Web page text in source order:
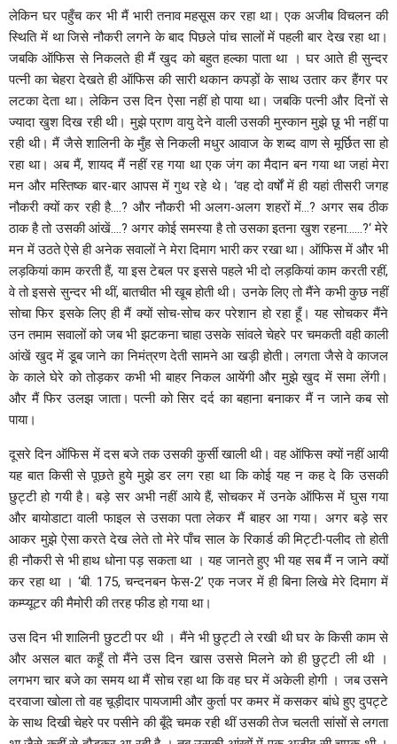
लेकिन घर पहुँच कर भी मैं भारी तनाव महसूस कर रहा था। एक अजीब विचलन की
स्थिति में था जिसे नौकरी लगने के बाद पिछले पांच सालों में पहली बार देख रहा था।
जबकि ऑफिस से निकलते ही मैं खुद को बहुत हल्का पाता था । घर आते ही सुन्दर
पत्नी का चेहरा देखते ही ऑफिस की सारी थकान कपड़ों के साथ उतार कर हैंगर पर
लटका देता था। लेकिन उस दिन ऐसा नहीं हो पाया था। जबकि पत्नी और दिनों से
ज्यादा खुश दिख रही थी। मुझे प्राण वायु देने वाली उसकी मुस्कान मुझे छू भी नहीं पा
रही थी। मैं जैसे शालिनी के मुँह से निकली मधुर आवाज के शब्द वाण से मूर्छित सा हो
रहा था। अब मैं, शायद मैं नहीं रह गया था एक जंग का मैदान बन गया था जहां मेरा
मन और मस्तिष्क बार-बार आपस में गुथ रहे थे। ‘वह दो वर्षों में ही यहां तीसरी जगह
नौकरी क्यों कर रही है….? और नौकरी भी अलग-अलग शहरों में…? अगर सब ठीक
ठाक है तो उसकी आंखें….? अगर कोई समस्या है तो उसका इतना खुश रहना……?‘ मेरे
मन में उठते ऐसे ही अनेक सवालों ने मेरा दिमाग भारी कर रखा था। ऑफिस में और भी
लड़कियां काम करती हैं, या इस टेबल पर इससे पहले भी दो लड़कियां काम करती रहीं,
वे तो इससे सुन्दर भी थीं, बातचीत भी खूब होती थी। उनके लिए तो मैंने कभी कुछ नहीं
सोचा फिर इसके लिए ही मैं क्यों सोच-सोच कर परेशान हो रहा हूँ। यह सोचकर मैंने
उन तमाम सवालों को जब भी झटकना चाहा उसके सांवले चेहरे पर चमकती वही काली
आंखें खुद में डूब जाने का निमंत्रण देती सामने आ खड़ी होती। लगता जैसे वे काजल
के काले घेरे को तोड़कर कभी भी बाहर निकल आयेंगी और मुझे खुद में समा लेंगी।
और मैं फिर उलझ जाता। पत्नी को सिर दर्द का बहाना बनाकर मैं न जाने कब सो
पाया।
दूसरे दिन ऑफिस में दस बजे तक उसकी कुर्सी खाली थी। वह ऑफिस क्यों नहीं आयी
यह बात किसी से पूछते हुये मुझे डर लग रहा था कि कोई यह न कह दे कि उसकी
छुट्टी हो गयी है। बड़े सर अभी नहीं आये हैं, सोचकर में उनके ऑफिस में घुस गया
और बायोडाटा वाली फाइल से उसका पता लेकर मैं बाहर आ गया। अगर बड़े सर
आकर मुझे ऐसा करते देख लेते तो मेरे पाँच साल के रिकार्ड की मिट्टी-पलीद तो होती
ही नौकरी से भी हाथ धोना पड़ सकता था । यह जानते हुए भी यह सब मैं न जाने क्यों
कर रहा था । ‘बी. 175, चन्दनबन फेस-2’ एक नजर में ही बिना लिखे मेरे दिमाग में
कम्प्यूटर की मैमोरी की तरह फीड हो गया था।
उस दिन भी शालिनी छुटटी पर थी । मैंने भी छुट्टी ले रखी थी घर के किसी काम से
और असल बात कहूँ तो मैंने उस दिन खास उससे मिलने को ही छुट्टी ली थी ।
लगभग चार बजे का समय था मैं सोच रहा था कि वह घर में अकेली होगी । जब उसने
दरवाजा खोला तो वह चूड़ीदार पायजामी और कुर्ता पर कमर में कसकर बांधे हुए दुपट्टे
के साथ दिखी चेहरे पर पसीने की बूँदे चमक रही थीं उसकी तेज चलती सांसों से लगता